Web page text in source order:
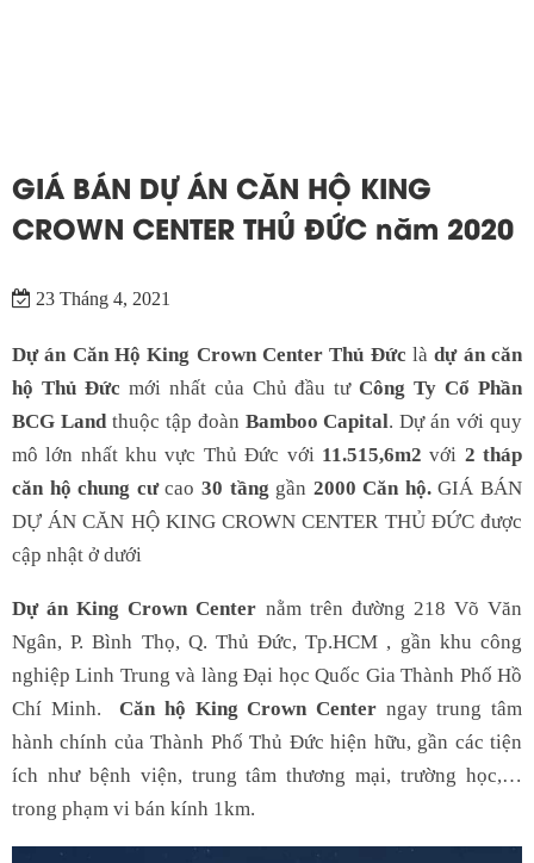
GIÁ BÁN DỰ ÁN CĂN HỘ KING
CROWN CENTER THỦ ĐỨC năm 2020
23 Tháng 4, 2021
Dự án Căn Hộ King Crown Center Thủ Đức làdự án căn
hộ Thủ Đức mới nhất của Chủ đầu tưCông Ty Cổ Phần
BCG Landthuộc tập đoàn Bamboo Capital. Dự án với quy
mô lớn nhất khu vực Thủ Đức với 11.515,6m2 với 2 tháp
căn hộ chung cưcao 30 tầng gần 2000 Căn hộ.GIÁ BÁN
DỰ ÁN CĂN HỘ KING CROWN CENTER THỦ ĐỨC được
cập nhật ở dưới
Dự án King Crown Center nằm trên đường 218 Võ Văn
Ngân, P. Bình Thọ, Q. Thủ Đức, Tp.HCM , gần khu công
nghiệp Linh Trung và làng Đại học Quốc Gia Thành Phố Hồ
Chí Minh.Căn hộ King Crown Centerngay trung tâm
hành chính của Thành Phố Thủ Đức hiện hữu, gần các tiện
ích như bệnh viện, trung tâm thương mại, trường học,…
trong phạm vi bán kính 1km.